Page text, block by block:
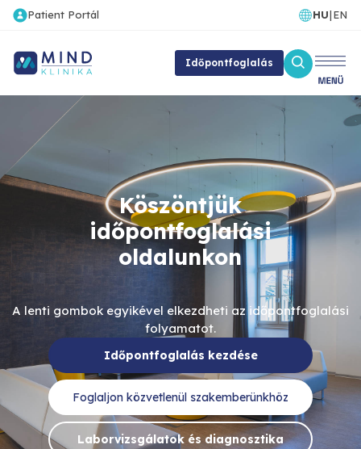
Patient Portál HU|EN
Időpontfoglalás
Köszöntjük
időpontfoglalási
oldalunkon
A lenti gombok egyikével elkezdheti az időpontfoglalási
folyamatot.
Időpontfoglalás kezdése
Foglaljon közvetlenül szakemberünkhöz
Laborvizsgálatok és diagnosztika